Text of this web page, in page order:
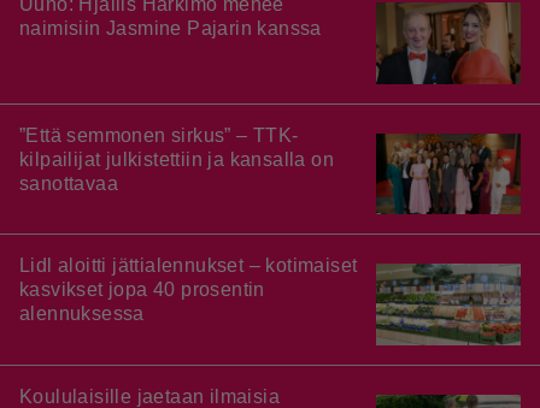
Uuno: Hjallis Harkimo menee
naimisiin Jasmine Pajarin kanssa
”Että semmonen sirkus” – TTK-
kilpailijat julkistettiin ja kansalla on
sanottavaa
Lidl aloitti jättialennukset – kotimaiset
kasvikset jopa 40 prosentin
alennuksessa
Koululaisille jaetaan ilmaisia